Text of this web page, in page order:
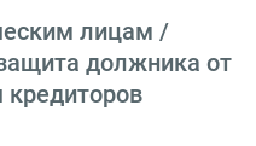
лицам /
должника от
кредиторов